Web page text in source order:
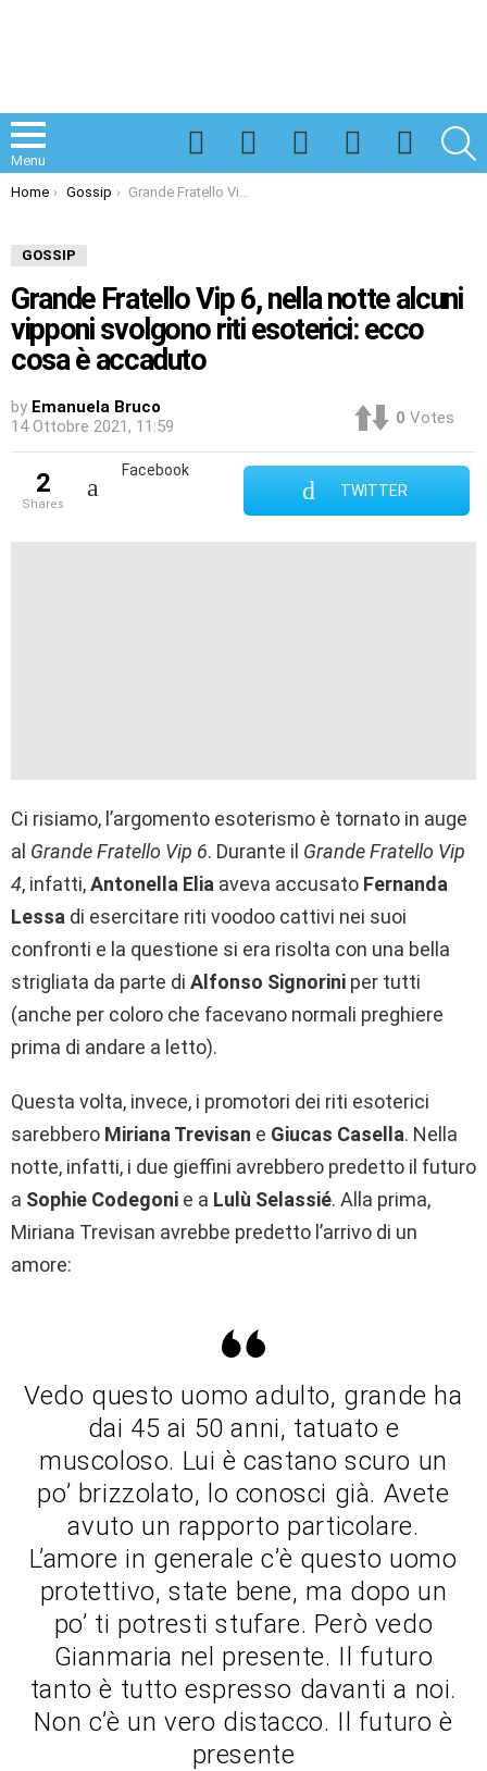
Menu
Facebook
Twitter
Instagram
Spotify
TikTok
You are here:
Home Gossip Grande Fratello Vip 6, nella notte alcuni vipponi svolgono riti esoterici: ecco cosa è accaduto
GOSSIP
Grande Fratello Vip 6, nella notte alcuni
vipponi svolgono riti esoterici: ecco
cosa è accaduto
by Emanuela Bruco
14 Ottobre 2021, 11:59
0 Votes
2
shares
Facebook
TWITTER
Ci risiamo, l’argomento esoterismo è tornato in auge
al Grande Fratello Vip 6. Durante il Grande Fratello Vip
4, infatti,Antonella Elia aveva accusato Fernanda
Lessa di esercitare riti voodoo cattivi nei suoi
confronti e la questione si era risolta con una bella
strigliata da parte di Alfonso Signorini per tutti
(anche per coloro che facevano normali preghiere
prima di andare a letto).
Questa volta, invece, i promotori dei riti esoterici
sarebbero Miriana Trevisan e Giucas Casella. Nella
notte, infatti, i due gieffini avrebbero predetto il futuro
a Sophie Codegoni e a Lulù Selassié. Alla prima,
Miriana Trevisan avrebbe predetto l’arrivo di un
amore:
Vedo questo uomo adulto, grande ha
dai 45 ai 50 anni, tatuato e
muscoloso. Lui è castano scuro un
po’ brizzolato, lo conosci già. Avete
avuto un rapporto particolare.
L’amore in generale c’è questo uomo
protettivo, state bene, ma dopo un
po’ ti potresti stufare. Però vedo
Gianmaria nel presente. Il futuro
tanto è tutto espresso davanti a noi.
Non c’è un vero distacco. Il futuro è
presente